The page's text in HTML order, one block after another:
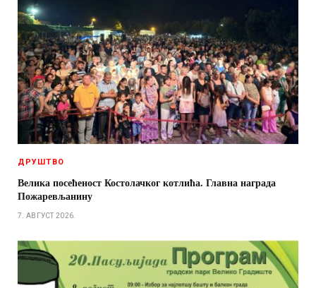
ДРУШТВО
Велика посећеност Костолачког котлића. Главна награда
Пожаревљанину
7. АВГУСТ 2026.